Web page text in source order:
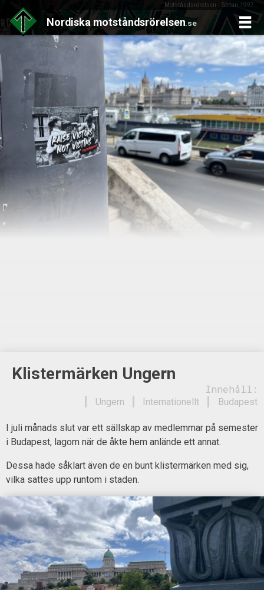
Motståndsrörelsen - Sedan 1997
Nordiska motståndsrörelsen.se
Skip
to
content
Klistermärken Ungern
Innehåll:
Budapest
Internationellt
Ungern
I juli månads slut var ett sällskap av medlemmar på semester
i Budapest, lagom när de åkte hem anlände ett annat.
Dessa hade såklart även de en bunt klistermärken med sig,
vilka sattes upp runtom i staden.